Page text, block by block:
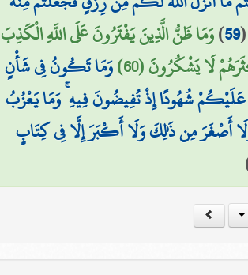
59
)وَمَا ظَنُّ الَّذِينَ يَفْتَرُونَ عَلَى اللَّهِ الْكَذِبَ
لَا يَشْكُرُونَ (60)
وَمَا تَكُونُ فِي شَأْنٍ
شُهُودًا إِذْ تُفِيضُونَ فِيهِ ۚ وَمَا يَعْزُبُ
أَصْغَرَ مِن ذَٰلِكَ وَلَا أَكْبَرَ إِلَّا فِي كِتَابٍ